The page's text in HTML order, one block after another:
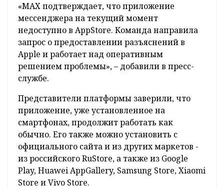
«MAX подтверждает, что приложение
мессенджера на текущий момент
недоступно в AppStore. Команда направила
запрос о предоставлении разъяснений в
Apple и работает над оперативным
решением проблемы», – добавили в пресс-
службе.
Представители платформы заверили, что
приложение, уже установленное на
смартфонах, продолжит работать как
обычно. Его также можно установить с
официального сайта и из других маркетов -
из российского RuStorе, а также из Google
Play, Huawei AppGallery, Samsung Store, Xiaomi
Store и Vivo Store.